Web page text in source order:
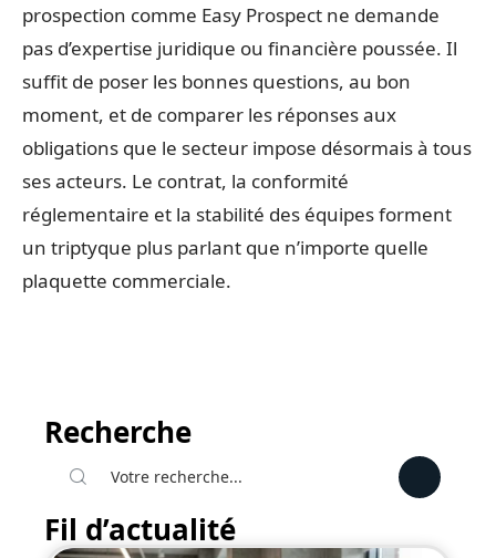
prospection comme Easy Prospect ne demande
pas d’expertise juridique ou financière poussée. Il
suffit de poser les bonnes questions, au bon
moment, et de comparer les réponses aux
obligations que le secteur impose désormais à tous
ses acteurs. Le contrat, la conformité
réglementaire et la stabilité des équipes forment
un triptyque plus parlant que n’importe quelle
plaquette commerciale.
Recherche
Fil d’actualité